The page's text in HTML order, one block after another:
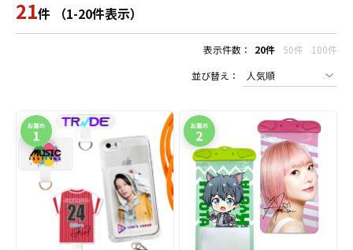
21件 （1-20件表示）
表示件数： 20件 50件
100件
並び替え：